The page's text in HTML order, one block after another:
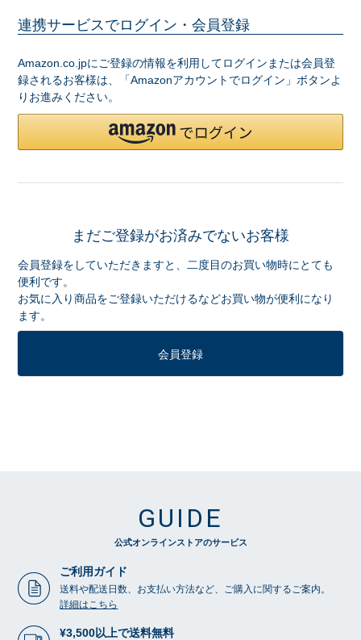
連携サービスでログイン・会員登録
Amazon.co.jpにご登録の情報を利用してログインまたは会員登
録されるお客様は、「Amazonアカウントでログイン」ボタンよ
りお進みください。
まだご登録がお済みでないお客様
会員登録をしていただきますと、二度目のお買い物時にとても
便利です。
お気に入り商品をご登録いただけるなどお買い物が便利になり
ます。
会員登録
GUIDE
公式オンラインストアのサービス
ご利用ガイド
送料や配送日数、お支払い方法など、ご購入に関するご案内。
詳細はこちら
¥3,500以上で送料無料